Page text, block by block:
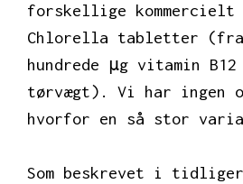
forskellige
Chlorella tabletter
hundrede μg vitamin
tørvægt). Vi har ingen
hvorfor en så stor
Som beskrevet i